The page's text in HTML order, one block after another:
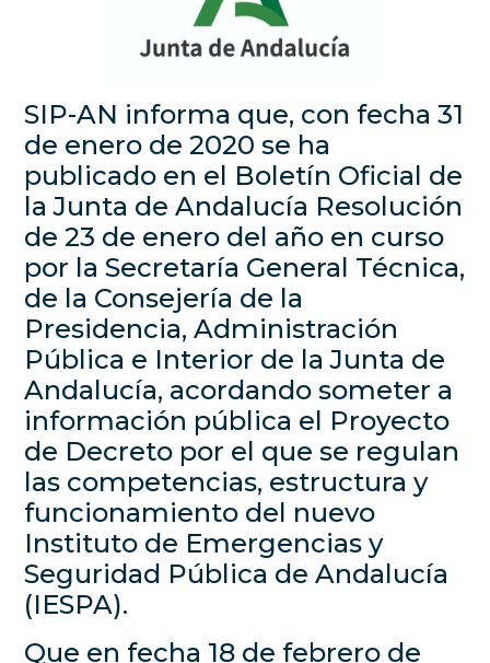
SIP-AN informa que, con fecha 31
de enero de 2020 se ha
publicado en el Boletín Oficial de
la Junta de Andalucía Resolución
de 23 de enero del año en curso
por la Secretaría General Técnica,
de la Consejería de la
Presidencia, Administración
Pública e Interior de la Junta de
Andalucía, acordando someter a
información pública el Proyecto
de Decreto por el que se regulan
las competencias, estructura y
funcionamiento del nuevo
Instituto de Emergencias y
Seguridad Pública de Andalucía
(IESPA).
Que en fecha 18 de febrero de